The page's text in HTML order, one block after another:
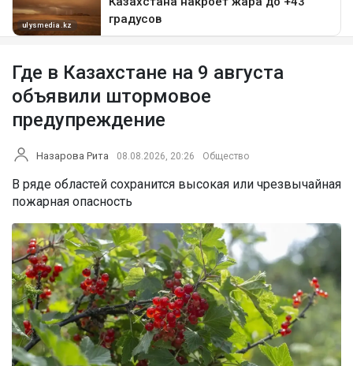
Где в Казахстане на 9 августа
объявили штормовое
предупреждение
Назарова Рита 08.08.2026, 20:26 Общество
В ряде областей сохранится высокая или чрезвычайная
пожарная опасность